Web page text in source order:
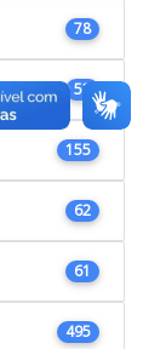
78
53
155
62
61
495